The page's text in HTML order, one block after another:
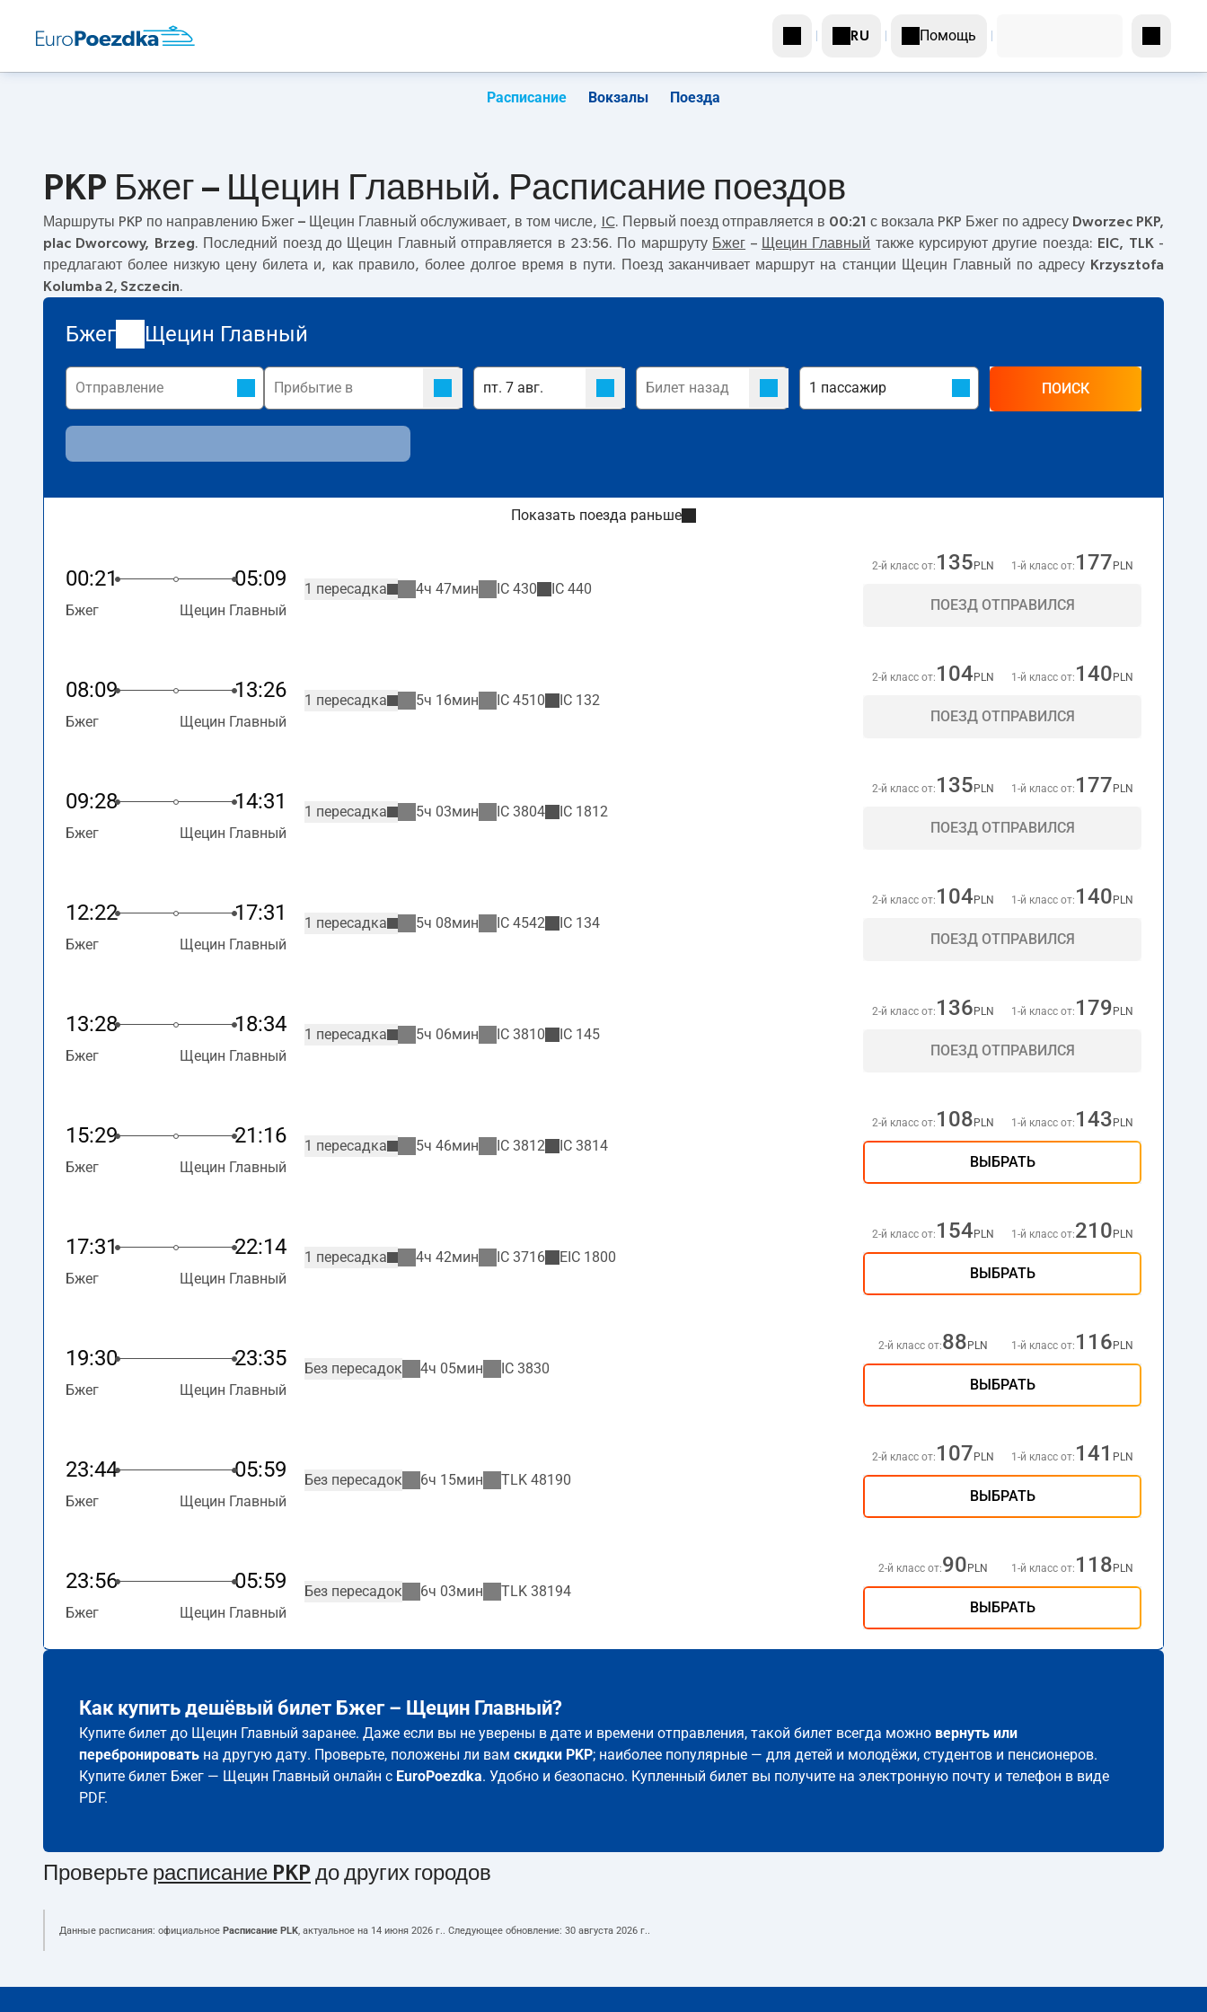
RU Помощь
Расписание Вокзалы Поезда
PKP Бжег – Щецин Главный. Расписание поездов
Маршруты PKP по направлению Бжег – Щецин Главный обслуживает, в том числе, IC. Первый поезд отправляется в 00:21 с вокзала PKP Бжег по адресу Dworzec PKP,
plac Dworcowy, Brzeg. Последний поезд до Щецин Главный отправляется в 23:56. По маршруту Бжег – Щецин Главный также курсируют другие поезда: EIC, TLK-
предлагают более низкую цену билета и, как правило, более долгое время в пути. Поезд заканчивает маршрут на станции Щецин Главный по адресу Krzysztofa
Kolumba 2, Szczecin.
Бжег Щецин Главный
ПОИСК
Показать поезда раньше
00:21 05:09
Бжег Щецин Главный
1 пересадка 4ч 47мин IC 430 IC 440
2-й класс от: 135 PLN 1-й класс от: 177 PLN
ПОЕЗД ОТПРАВИЛСЯ
08:09 13:26
Бжег Щецин Главный
1 пересадка 5ч 16мин IC 4510 IC 132
2-й класс от: 104 PLN 1-й класс от: 140 PLN
ПОЕЗД ОТПРАВИЛСЯ
09:28 14:31
Бжег Щецин Главный
1 пересадка 5ч 03мин IC 3804 IC 1812
2-й класс от: 135 PLN 1-й класс от: 177 PLN
ПОЕЗД ОТПРАВИЛСЯ
12:22 17:31
Бжег Щецин Главный
1 пересадка 5ч 08мин IC 4542 IC 134
2-й класс от: 104 PLN 1-й класс от: 140 PLN
ПОЕЗД ОТПРАВИЛСЯ
13:28 18:34
Бжег Щецин Главный
1 пересадка 5ч 06мин IC 3810 IC 145
2-й класс от: 136 PLN 1-й класс от: 179 PLN
ПОЕЗД ОТПРАВИЛСЯ
15:29 21:16
Бжег Щецин Главный
1 пересадка 5ч 46мин IC 3812 IC 3814
2-й класс от: 108 PLN 1-й класс от: 143 PLN
ВЫБРАТЬ
17:31 22:14
Бжег Щецин Главный
1 пересадка 4ч 42мин IC 3716 EIC 1800
2-й класс от: 154 PLN 1-й класс от:210 PLN
ВЫБРАТЬ
19:30 23:35
Бжег Щецин Главный
Без пересадок 4ч 05мин IC 3830
2-й класс от:88 PLN 1-й класс от: 116 PLN
ВЫБРАТЬ
23:44 05:59
Бжег Щецин Главный
Без пересадок 6ч 15мин TLK 48190
2-й класс от: 107 PLN 1-й класс от: 141 PLN
ВЫБРАТЬ
23:56 05:59
Бжег Щецин Главный
Без пересадок 6ч 03мин TLK 38194
2-й класс от:90 PLN 1-й класс от: 118 PLN
ВЫБРАТЬ
Как купить дешёвый билет Бжег – Щецин Главный?
Купите билет до Щецин Главный заранее. Даже если вы не уверены в дате и времени отправления, такой билет всегда можно вернуть или
перебронировать на другую дату. Проверьте, положены ли вам скидки PKP; наиболее популярные — для детей и молодёжи, студентов и пенсионеров.
Купите билет Бжег — Щецин Главный онлайн с EuroPoezdka. Удобно и безопасно. Купленный билет вы получите на электронную почту и телефон в виде
PDF.
Проверьте расписание PKP до других городов
Данные расписания: официальное Расписание PLK, актуальное на 14 июня 2026 г.. Следующее обновление: 30 августа 2026 г..